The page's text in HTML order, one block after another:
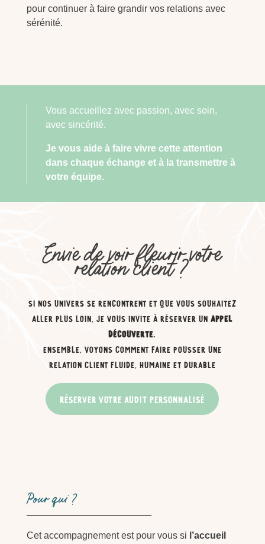
pour continuer à faire grandir vos relations avec
sérénité.
Vous accueillez avec passion, avec soin,
avec sincérité.
Je vous aide à faire vivre cette attention
dans chaque échange et à la transmettre à
votre équipe.
Envie de voir fleurir votre
relation client ?
SI NOS UNIVERS SE RENCONTRENT ET QUE VOUS SOUHAITEZ
ALLER PLUS LOIN, JE VOUS INVITE À RÉSERVER UNAPPEL
DÉCOUVERTE
ENSEMBLE, VOYONS COMMENT FAIRE POUSSER UNE
RELATION CLIENT FLUIDE, HUMAINE ET DURABLE
RÉSERVER VOTRE AUDIT PERSONNALISÉ
Pour qui ?
Cet accompagnement est pour vous si l’accueil